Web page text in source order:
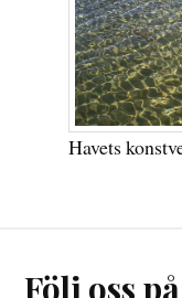
Havets
Följ oss